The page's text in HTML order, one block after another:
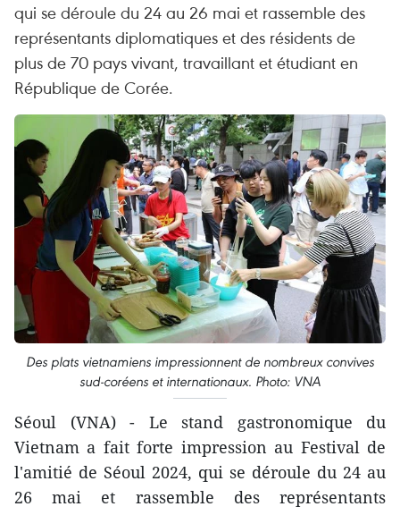
qui se déroule du 24 au 26 mai et rassemble des
représentants diplomatiques et des résidents de
plus de 70 pays vivant, travaillant et étudiant en
République de Corée.
Des plats vietnamiens impressionnent de nombreux convives
sud-coréens et internationaux. Photo: VNA
Séoul (VNA) - Le stand gastronomique du
Vietnam a fait forte impression au Festival de
l'amitié de Séoul 2024, qui se déroule du 24 au
26 mai et rassemble des représentants